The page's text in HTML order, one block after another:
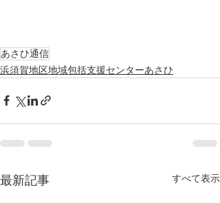
あさひ通信
浜須賀地区地域包括支援センターあさひ
最新記事 すべて表示